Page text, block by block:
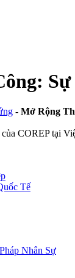
- Mở Rộng
Tế
Nhân Sự